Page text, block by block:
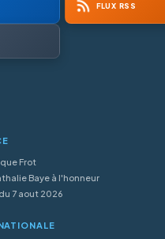
FLUX RSS
Frot
Baye à l'honneur
7 aout 2026